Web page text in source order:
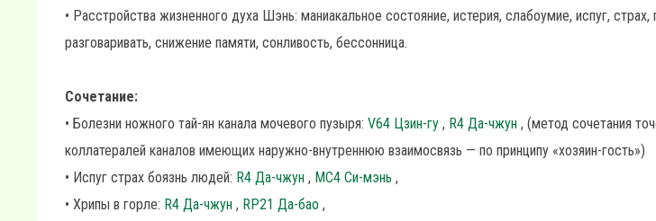
• Расстройства жизненного духа Шэнь: маниакальное состояние, истерия, слабоумие, испуг,
разговаривать, снижение памяти, сонливость, бессонница.
Сочетание:
• Болезни ножного тай-ян канала мочевого пузыря: V64 Цзин-гу , R4 Да-чжун , (метод сочетания
коллатералей каналов имеющих наружно-внутреннюю взаимосвязь — по принципу «хозяин-гость»)
• Испуг страх боязнь людей: R4 Да-чжун , MC4 Си-мэнь ,
• Хрипы в горле: R4 Да-чжун , RP21 Да-бао ,